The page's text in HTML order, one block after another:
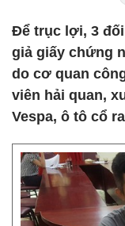
Để trục lợi, 3
giả giấy chứng
do cơ quan
viên hải quan,
Vespa, ô tô cổ